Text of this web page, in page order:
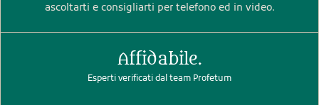
ascoltarti e consigliarti per telefono ed in video.
Affidabile.
Esperti verificati dal team Profetum